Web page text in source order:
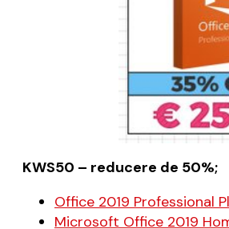
KWS50 – reducere de 50%;
Office 2019 Professional
Microsoft Office 2019